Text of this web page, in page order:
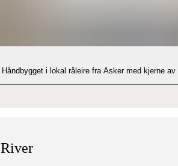
Håndbygget i lokal råleire fra Asker med kjerne
River